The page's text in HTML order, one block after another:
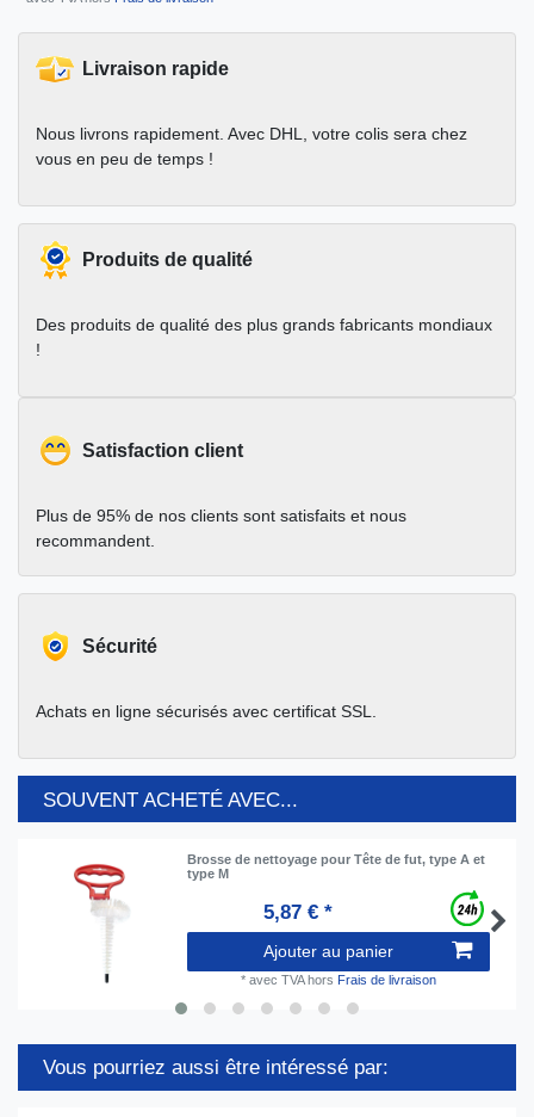
Livraison rapide
Nous livrons rapidement. Avec DHL, votre colis sera chez
vous en peu de temps !
Produits de qualité
Des produits de qualité des plus grands fabricants mondiaux
!
Satisfaction client
Plus de 95% de nos clients sont satisfaits et nous
recommandent.
Sécurité
Achats en ligne sécurisés avec certificat SSL.
SOUVENT ACHETÉ AVEC...
Brosse de nettoyage pour Tête de fut, type A et
type M
5,87 € *
Ajouter au panier
* avec TVAhors Frais de livraison
Vous pourriez aussi être intéressé par: